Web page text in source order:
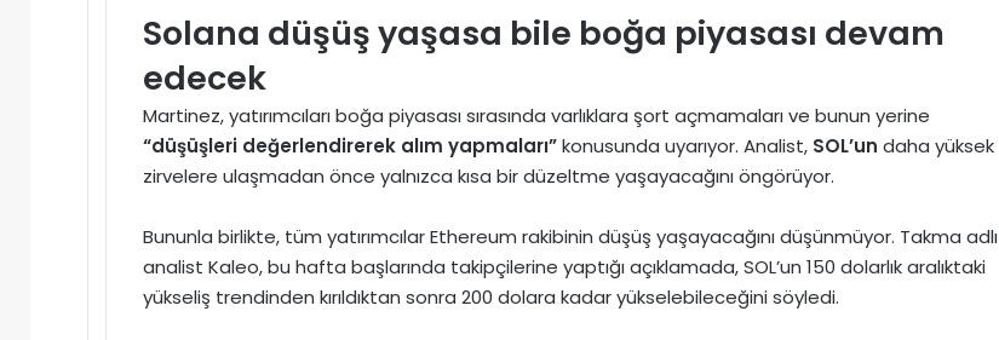
Solana düşüş yaşasa bile boğa piyasası devam
edecek
Martinez, yatırımcıları boğa piyasası sırasında varlıklara şort açmamaları ve bunun yerine
“düşüşleri değerlendirerek alım yapmaları”konusunda uyarıyor. Analist, SOL’un daha yüksek
zirvelere ulaşmadan önce yalnızca kısa bir düzeltme yaşayacağını öngörüyor.
Bununla birlikte, tüm yatırımcılar Ethereum rakibinin düşüş yaşayacağını düşünmüyor. Takma adlı
analist Kaleo, bu hafta başlarında takipçilerine yaptığı açıklamada, SOL’un 150 dolarlık aralıktaki
yükseliş trendinden kırıldıktan sonra 200 dolara kadar yükselebileceğini söyledi.